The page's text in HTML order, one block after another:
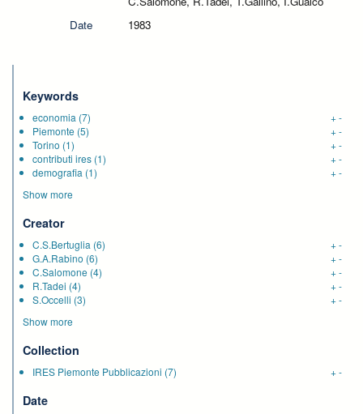
Date
1983
Keywords
economia (7) +-
Piemonte (5) +-
Torino (1) +-
contributi ires (1) +-
demografia (1) +-
Show more
Creator
C.S.Bertuglia (6) +-
G.A.Rabino (6) +-
C.Salomone (4) +-
R.Tadei (4) +-
S.Occelli (3) +-
Show more
Collection
IRES Piemonte Pubblicazioni (7) +-
Date